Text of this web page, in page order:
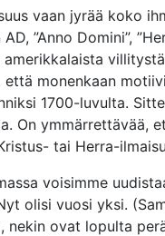
vaan jyrää koko
”Anno Domini”,
että monenkaan
1700-luvulta.
On ymmärrettävää,
tai Herra-
voisimme
olisi vuosi yksi.
nekin ovat lopulta